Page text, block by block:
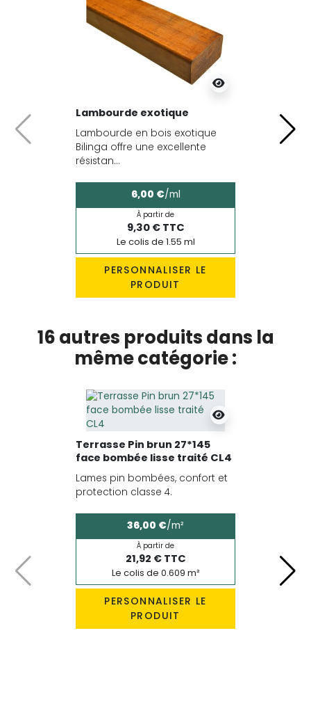
Lambourde exotique
Lambourde en bois exotique
Bilinga offre une excellente
résistan...
6,00 €/ml
À partir de
9,30 € TTC
Le colis de 1.55 ml
PERSONNALISER LE
PRODUIT
Précédent
16 autres produits dans la
même catégorie :
Terrasse Pin brun 27*145
face bombée lisse traité CL4
Lames pin bombées, confort et
protection classe 4.
36,00 €/m²
À partir de
21,92 € TTC
Le colis de 0.609 m²
PERSONNALISER LE
PRODUIT
Précédent